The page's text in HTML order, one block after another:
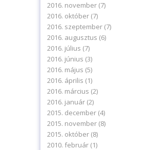
2016. november(7)
2016. október(7)
2016. szeptember(7)
2016. augusztus (6)
2016. július (7)
2016. június (3)
2016. május (5)
2016. április (1)
2016. március (2)
2016. január(2)
2015. december(4)
2015. november(8)
2015. október(8)
2010. február(1)